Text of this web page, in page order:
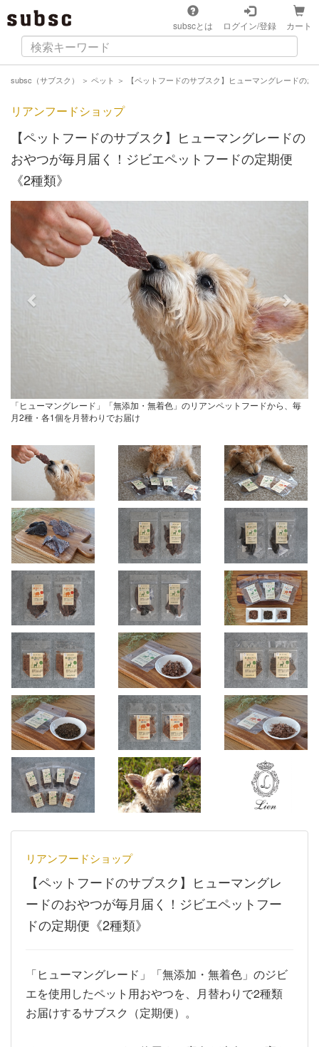
subscとは ログイン/登録 カート
subsc（サブスク） ＞ ペット ＞ 【ペットフードのサブスク】ヒューマングレードの
リアンフードショップ
【ペットフードのサブスク】ヒューマングレードの
おやつが毎月届く！ジビエペットフードの定期便
《2種類》
Previous
「ヒューマングレード」「無添加・無着色」のリアンペットフードから、毎
月2種・各1個を月替わりでお届け
リアンフードショップ
【ペットフードのサブスク】ヒューマングレ
ードのおやつが毎月届く！ジビエペットフー
ドの定期便《2種類》
「ヒューマングレード」「無添加・無着色」のジビ
エを使用したペット用おやつを、月替わりで2種類
お届けするサブスク（定期便）。